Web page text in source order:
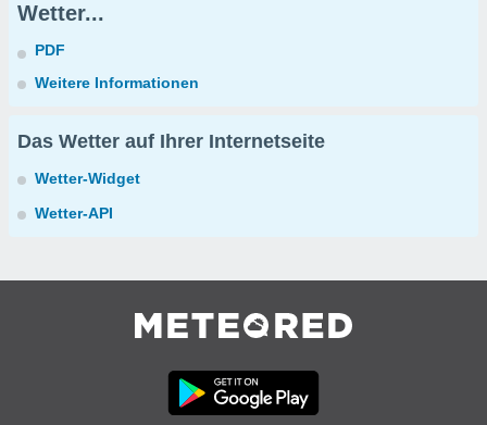
Wetter...
PDF
Weitere Informationen
Das Wetter auf Ihrer Internetseite
Wetter-Widget
Wetter-API